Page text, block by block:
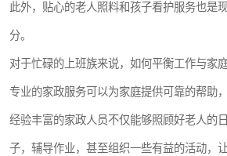
此外，贴心的老人照料和孩子看护服务也是
分。
对于忙碌的上班族来说，如何平衡工作与家
专业的家政服务可以为家庭提供可靠的帮助
经验丰富的家政人员不仅能够照顾好老人的
子，辅导作业，甚至组织一些有益的活动，